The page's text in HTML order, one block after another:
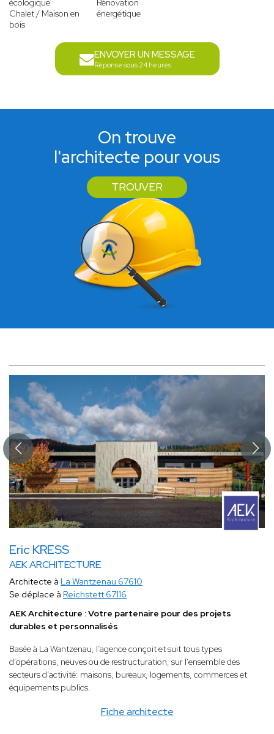
écologique
Chalet / Maison en
bois
Rénovation
énergétique
ENVOYER UN MESSAGE
Réponse sous 24 heures
On trouve
l'architecte pour vous
TROUVER
Eric KRESS
AEK ARCHITECTURE
Fiche architecte
Architecte à La Wantzenau 67610
Se déplace à Reichstett 67116
AEK Architecture : Votre partenaire pour des projets
durables et personnalisés
Basée à La Wantzenau, l’agence conçoit et suit tous types
d’opérations, neuves ou de restructuration, sur l’ensemble des
secteurs d’activité: maisons, bureaux, logements, commerces et
équipements publics.